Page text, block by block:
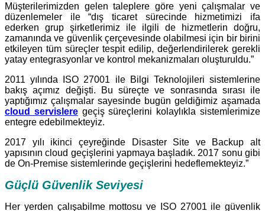
Müşterilerimizden gelen taleplere göre yeni çalışmalar ve
düzenlemeler ile “dış ticaret sürecinde hizmetimizi ifa
ederken grup şirketlerimiz ile ilgili de hizmetlerin doğru,
zamanında ve güvenlik çerçevesinde olabilmesi için bir birini
etkileyen tüm süreçler tespit edilip, değerlendirilerek gerekli
yatay entegrasyonlar ve kontrol mekanizmaları oluşturuldu.”
2011 yılında ISO 27001 ile Bilgi Teknolojileri sistemlerine
bakış açımız değişti. Bu süreçte ve sonrasında sırası ile
yaptığımız çalışmalar sayesinde bugün geldiğimiz aşamada
cloud servisleregeçiş süreçlerini kolaylıkla sistemlerimize
entegre edebilmekteyiz.
2017 yılı ikinci çeyreğinde Disaster Site ve Backup alt
yapısının cloud geçişlerini yapmaya başladık. 2017 sonu gibi
de On-Premise sistemlerinde geçişlerini hedeflemekteyiz.”
Güçlü Güvenlik Seviyesi
Her yerden çalışabilme mottosu ve ISO 27001 ile güvenlik